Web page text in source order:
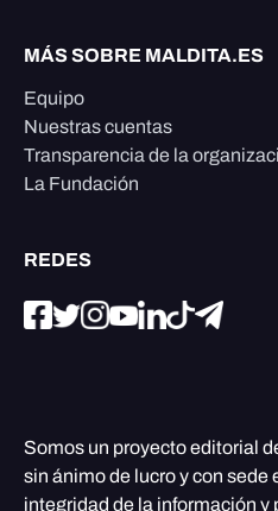
MÁS SOBRE MALDITA.ES
Equipo
Nuestras cuentas
Transparencia de la
La Fundación
REDES
Somos un proyecto editorial
sin ánimo de lucro y con sede
integridad de la información y